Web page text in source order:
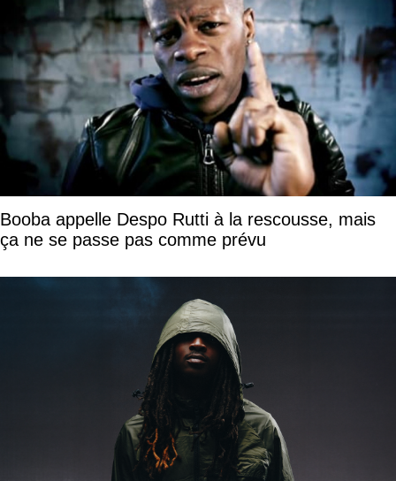
Booba appelle Despo Rutti à la rescousse, mais
ça ne se passe pas comme prévu